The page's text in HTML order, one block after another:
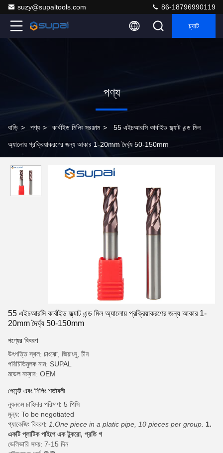
suzy@supaltools.com 86-18796990119
চ্যাট
পণ্য
বাড়ি > পণ্য > কার্বাইড মিলিং সরঞ্জাম > 55 এইচআরসি কার্বাইড ফ্ল্যাট এন্ড মিল
অ্যালোয় প্রক্রিয়াকরণের জন্য আকার 1-20mm দৈর্ঘ্য 50-150mm
55 এইচআরসি কার্বাইড ফ্ল্যাট এন্ড মিল অ্যালোয় প্রক্রিয়াকরণের জন্য আকার 1-
20mm দৈর্ঘ্য 50-150mm
পণ্যের বিবরণ
উৎপত্তি স্থল: চাংঝো, জিয়াংসু, চীন
পরিচিতিমুলক নাম: SUPAL
মডেল নম্বার: OEM
পেমেন্ট এবং শিপিং শর্তাবলী
ন্যূনতম চাহিদার পরিমাণ: 5 পিসি
মূল্য: To be negotiated
প্যাকেজিং বিবরণ: 1.One piece in a platic pipe, 10 pieces per group. 1.
একটি প্লাটিক পাইপে এক টুকরো, প্রতি গ
ডেলিভারি সময়: 7-15 দিন